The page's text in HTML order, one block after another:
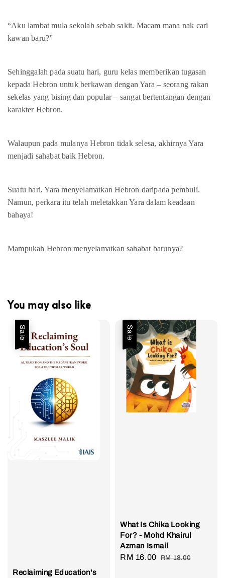
“Aku lambat mula sekolah sebab sakit. Macam mana nak cari
kawan baru?”
Sehinggalah pada suatu hari, guru kelas memberikan tugasan
kepada Hebron untuk berkawan dengan Yara – seorang rakan
sekelas yang bising dan popular – sangat bertentangan dengan
karakter Hebron.
Walaupun pada mulanya Hebron tidak selesa, akhirnya Yara
menjadi sahabat baik Hebron.
Suatu hari, Yara menyelamatkan Hebron daripada pembuli.
Namun, perkara itu telah meletakkan Yara dalam keadaan
bahaya!
Mampukah Hebron menyelamatkan sahabat barunya?
You may also like
Sale
Reclaiming Education's
Sale
What Is Chika Looking
For? - Mohd Khairul
Azman Ismail
Sale
RM 16.00 Regular
RM 18.00